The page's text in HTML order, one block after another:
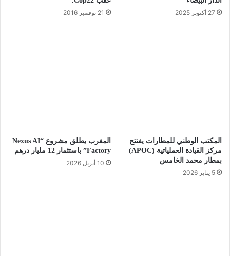
27 أكتوبر 2025
21 نوفمبر 2016
المكتب الوطني للمطارات يفتتح
مركز القيادة العملياتية (APOC)
بمطار محمد الخامس
5 يناير 2026
المغرب يطلق مشروع “Nexus AI
Factory” باستثمار 12 مليار درهم
10 أبريل 2026